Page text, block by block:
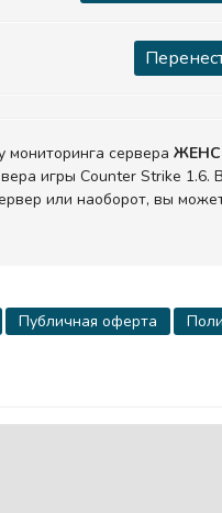
сервера
игры Counter Strike
или наоборот, вы
Публичная оферта